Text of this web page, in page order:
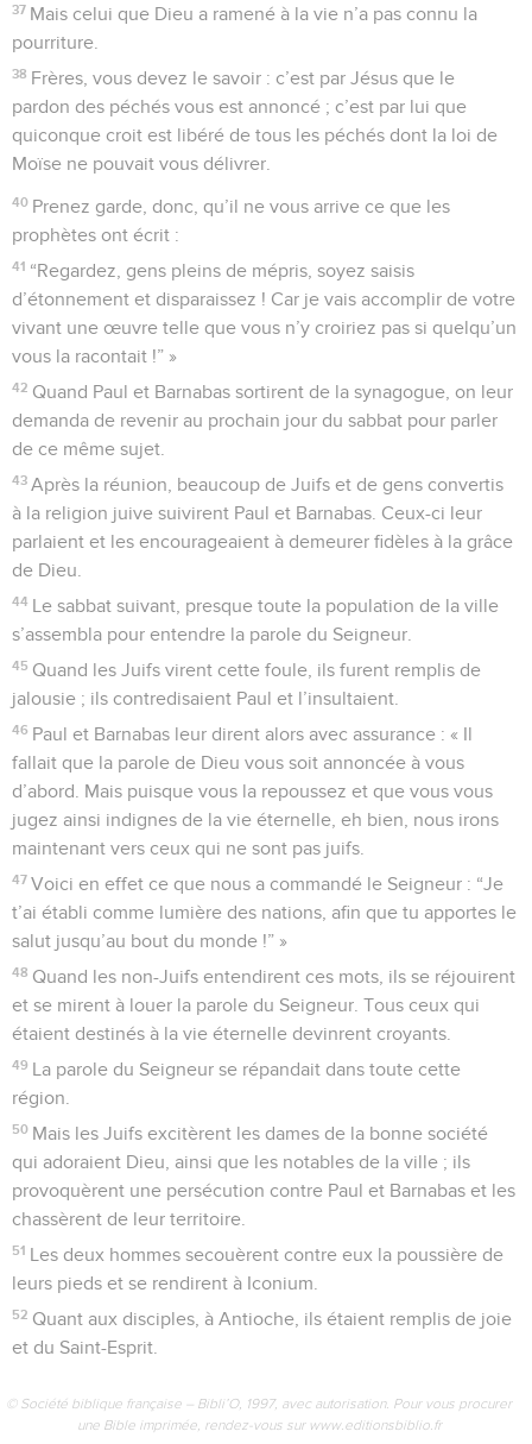
37 Mais celui que Dieu a ramené à la vie n’a pas connu la
pourriture.
38 Frères, vous devez le savoir : c’est par Jésus que le
pardon des péchés vous est annoncé ; c’est par lui que
quiconque croit est libéré de tous les péchés dont la loi de
Moïse ne pouvait vous délivrer.
40 Prenez garde, donc, qu’il ne vous arrive ce que les
prophètes ont écrit :
41 “Regardez, gens pleins de mépris, soyez saisis
d’étonnement et disparaissez ! Car je vais accomplir de votre
vivant une œuvre telle que vous n’y croiriez pas si quelqu’un
vous la racontait !” »
42 Quand Paul et Barnabas sortirent de la synagogue, on leur
demanda de revenir au prochain jour du sabbat pour parler
de ce même sujet.
43 Après la réunion, beaucoup de Juifs et de gens convertis
à la religion juive suivirent Paul et Barnabas. Ceux-ci leur
parlaient et les encourageaient à demeurer fidèles à la grâce
de Dieu.
44 Le sabbat suivant, presque toute la population de la ville
s’assembla pour entendre la parole du Seigneur.
45 Quand les Juifs virent cette foule, ils furent remplis de
jalousie ; ils contredisaient Paul et l’insultaient.
46 Paul et Barnabas leur dirent alors avec assurance : « Il
fallait que la parole de Dieu vous soit annoncée à vous
d’abord. Mais puisque vous la repoussez et que vous vous
jugez ainsi indignes de la vie éternelle, eh bien, nous irons
maintenant vers ceux qui ne sont pas juifs.
47 Voici en effet ce que nous a commandé le Seigneur : “Je
t’ai établi comme lumière des nations, afin que tu apportes le
salut jusqu’au bout du monde !” »
48 Quand les non-Juifs entendirent ces mots, ils se réjouirent
et se mirent à louer la parole du Seigneur. Tous ceux qui
étaient destinés à la vie éternelle devinrent croyants.
49 La parole du Seigneur se répandait dans toute cette
région.
50 Mais les Juifs excitèrent les dames de la bonne société
qui adoraient Dieu, ainsi que les notables de la ville ; ils
provoquèrent une persécution contre Paul et Barnabas et les
chassèrent de leur territoire.
51 Les deux hommes secouèrent contre eux la poussière de
leurs pieds et se rendirent à Iconium.
52 Quant aux disciples, à Antioche, ils étaient remplis de joie
et du Saint-Esprit.
© Société biblique française – Bibli’O, 1997, avec autorisation. Pour vous procurer
une Bible imprimée, rendez-vous sur www.editionsbiblio.fr